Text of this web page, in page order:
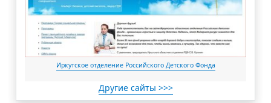
Иркутское отделение Российского Детского Фонда
Другие сайты >>>